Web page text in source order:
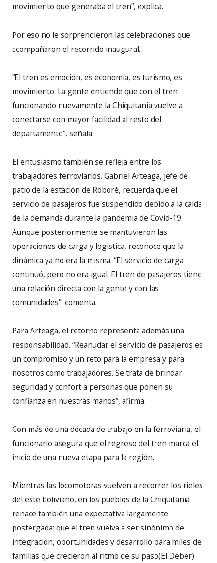
movimiento que generaba el tren”, explica.
Por eso no le sorprendieron las celebraciones que
acompañaron el recorrido inaugural.
“El tren es emoción, es economía, es turismo, es
movimiento. La gente entiende que con el tren
funcionando nuevamente la Chiquitania vuelve a
conectarse con mayor facilidad al resto del
departamento”, señala.
El entusiasmo también se refleja entre los
trabajadores ferroviarios. Gabriel Arteaga, jefe de
patio de la estación de Roboré, recuerda que el
servicio de pasajeros fue suspendido debido a la caída
de la demanda durante la pandemia de Covid-19.
Aunque posteriormente se mantuvieron las
operaciones de carga y logística, reconoce que la
dinámica ya no era la misma. “El servicio de carga
continuó, pero no era igual. El tren de pasajeros tiene
una relación directa con la gente y con las
comunidades”, comenta.
Para Arteaga, el retorno representa además una
responsabilidad. “Reanudar el servicio de pasajeros es
un compromiso y un reto para la empresa y para
nosotros como trabajadores. Se trata de brindar
seguridad y confort a personas que ponen su
confianza en nuestras manos”, afirma.
Con más de una década de trabajo en la ferroviaria, el
funcionario asegura que el regreso del tren marca el
inicio de una nueva etapa para la región.
Mientras las locomotoras vuelven a recorrer los rieles
del este boliviano, en los pueblos de la Chiquitania
renace también una expectativa largamente
postergada: que el tren vuelva a ser sinónimo de
integración, oportunidades y desarrollo para miles de
familias que crecieron al ritmo de su paso(El Deber)